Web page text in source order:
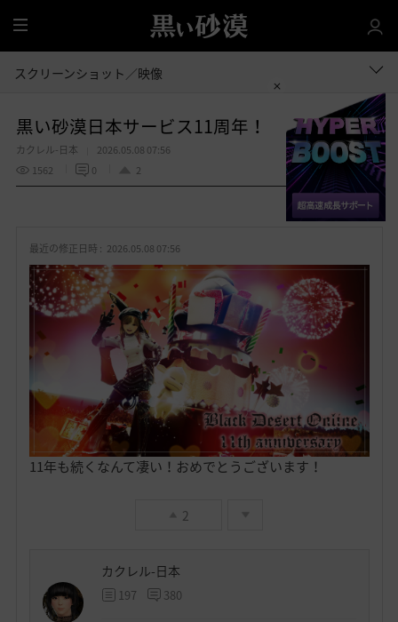
全
体
スクリーンショット／映像
黒い砂漠日本サービス11周年！
カクレル-日本
2026.05.08 07:56
1562
0 2
お
入
り
共有する
最近の修正日時 : 2026.05.08 07:56
11年も続くなんて凄い！おめでとうございます！
2
カクレル-日本
197 380